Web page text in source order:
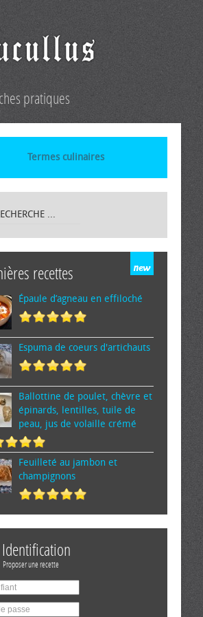
pratiques
Termes culinaires
recettes
Épaule d’agneau en effiloché
Espuma de cœurs d'artichauts
Ballottine de poulet, chèvre et
épinards, lentilles, tuile de
peau, jus de volaille crémé
Feuilleté au jambon et
champignons
Identification
Proposer une recette